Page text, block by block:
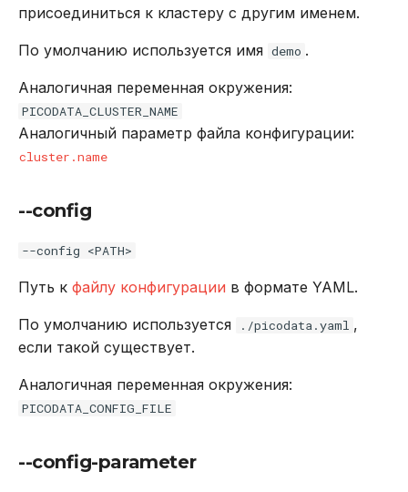
присоединиться к кластеру с другим именем.
По умолчанию используется имя demo .
Аналогичная переменная окружения:
PICODATA_CLUSTER_NAME
Аналогичный параметр файла конфигурации:
cluster.name
--config
--config <PATH>
Путь к файлу конфигурации в формате YAML.
По умолчанию используется ./picodata.yaml ,
если такой существует.
Аналогичная переменная окружения:
PICODATA_CONFIG_FILE
--config-parameter